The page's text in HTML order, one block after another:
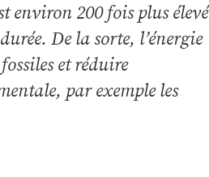
environ 200 fois plus élevé
De la sorte, l’énergie
et réduire
par exemple les